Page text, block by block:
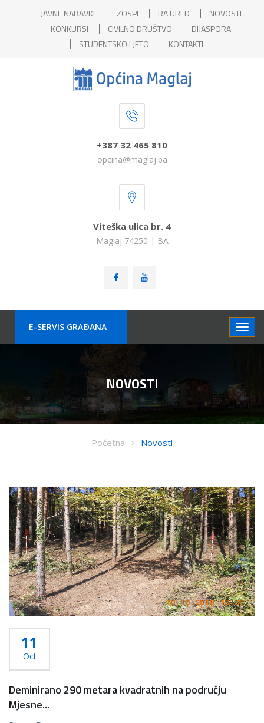
JAVNE NABAVKE ZOSPI RA URED
NOVOSTI
KONKURSI
CIVILNO DRUŠTVO
DIJASPORA
STUDENTSKO LJETO
KONTAKTI
+387 32 465 810
opcina@maglaj.ba
Viteška ulica br. 4
Maglaj 74250 | BA
E-SERVIS GRAÐANA
NOVOSTI
Početna Novosti
11
Oct
Deminirano 290 metara kvadratnih na području
Mjesne...